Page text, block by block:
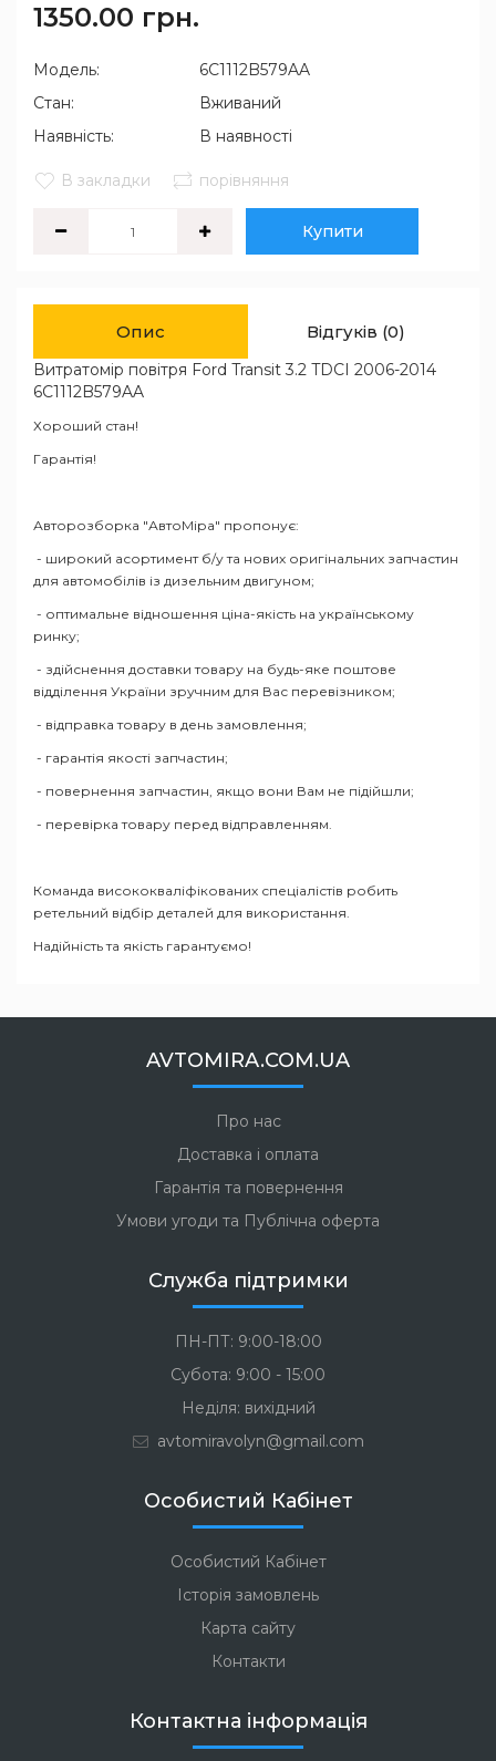
1350.00 грн.
Модель:
6C1112B579AA
Стан:
Вживаний
Наявність:
В наявності
В закладки порівняння
Купити
Опис Відгуків (0)
Витратомір повітря Ford Transit 3.2 TDCI 2006-2014
6C1112B579AA
Хороший стан!
Гарантія!
Авторозборка "АвтоМіра" пропонує:
- широкий асортимент б/у та нових оригінальних запчастин
для автомобілів із дизельним двигуном;
- оптимальне відношення ціна-якість на українському
ринку;
- здійснення доставки товару на будь-яке поштове
відділення України зручним для Вас перевізником;
- відправка товару в день замовлення;
- гарантія якості запчастин;
- повернення запчастин, якщо вони Вам не підійшли;
- перевірка товару перед відправленням.
Команда висококваліфікованих спеціалістів робить
ретельний відбір деталей для використання.
Надійність та якість гарантуємо!
AVTOMIRA.COM.UA
Про нас
Доставка і оплата
Гарантія та повернення
Умови угоди та Публічна оферта
Служба підтримки
ПН-ПТ: 9:00-18:00
Субота: 9:00 - 15:00
Неділя: вихідний
avtomiravolyn@gmail.com
Особистий Кабінет
Особистий Кабінет
Історія замовлень
Карта сайту
Контакти
Контактна інформація